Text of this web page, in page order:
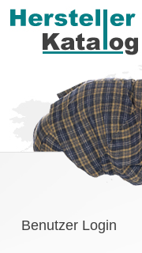
Benutzer Login